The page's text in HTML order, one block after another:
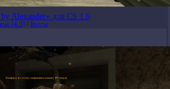
Alexander» для CS 1.6
[4.3] / Боссы